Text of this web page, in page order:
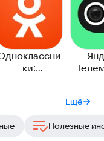
ки:
Ещё
Полезные